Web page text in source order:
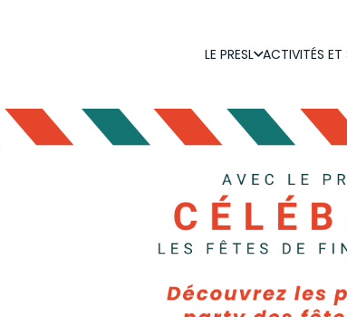
LE PRESL ACTIVITÉS ET